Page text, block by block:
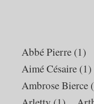
Abbé Pierre (1)
Aimé Césaire (1)
Ambrose Bierce